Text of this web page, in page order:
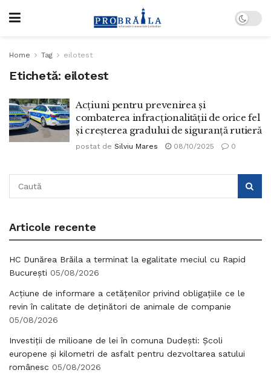
Home Tag eilotest
Etichetă: eilotest
Acțiuni pentru prevenirea și
combaterea infracționalității de orice fel
și creșterea gradului de siguranță rutieră
postat de Silviu Mares 08/10/2025 0
Articole recente
HC Dunărea Brăila a terminat la egalitate meciul cu Rapid
București 05/08/2026
Acțiune de informare a cetățenilor privind obligațiile ce le
revin în calitate de deținători de animale de companie
05/08/2026
Investiții de milioane de lei în comuna Dudești: Școli
europene și kilometri de asfalt pentru dezvoltarea satului
românesc 05/08/2026